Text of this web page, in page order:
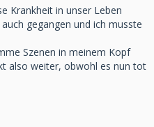
Krankheit in unser Leben
gegangen und ich musste
Szenen in meinem Kopf
also weiter, obwohl es nun tot